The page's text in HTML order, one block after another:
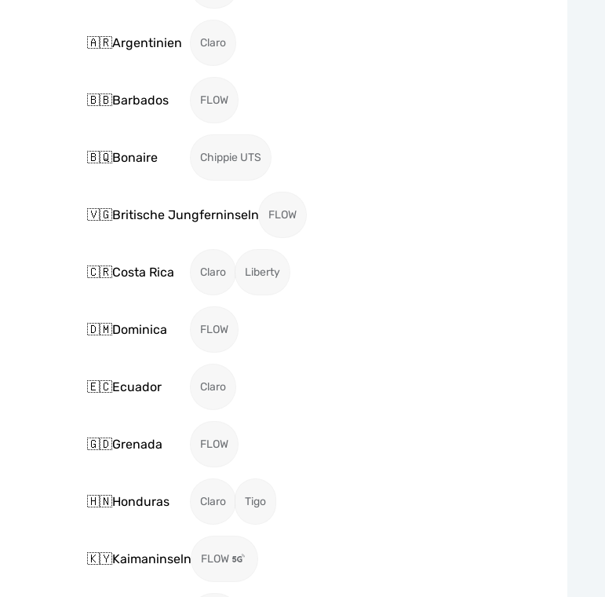
🇦🇷Argentinien Claro
🇧🇧Barbados FLOW
🇧🇶Bonaire Chippie UTS
🇻🇬Britische Jungferninseln FLOW
🇨🇷Costa Rica Claro Liberty
🇩🇲Dominica FLOW
🇪🇨Ecuador Claro
🇬🇩Grenada FLOW
🇭🇳Honduras Claro Tigo
🇰🇾Kaimaninseln FLOW